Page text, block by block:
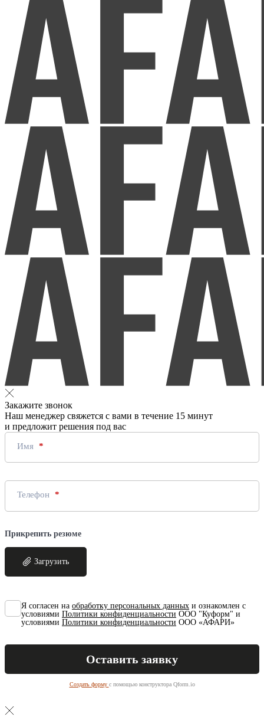
Закажите звонок
Наш менеджер свяжется с вами в течение 15 минут
и предложит решения под вас
Имя
Телефон
Прикрепить резюме
Загрузить
Я согласен на обработку персональных данных и ознакомлен с
условиями Политики конфиденциальности ООО "Куформ" и
условиями Политики конфиденциальности ООО «АФАРИ»
Создать форму с помощью конструктора Qform.io